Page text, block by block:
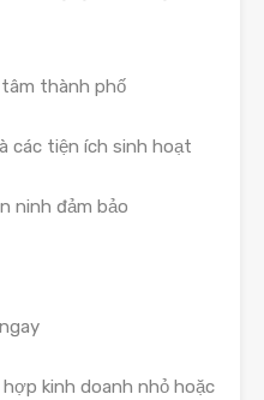
thành phố
các tiện ích sinh hoạt
ninh đảm bảo
kinh doanh nhỏ hoặc